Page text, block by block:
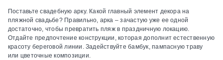
Поставьте свадебную арку. Какой главный элемент декора на
пляжной свадьбе? Правильно, арка – зачастую уже ее одной
достаточно, чтобы превратить пляж в праздничную локацию.
Отдайте предпочтение конструкции, которая дополнит естественную
красоту береговой линии. Задействуйте бамбук, пампасную траву
или цветочные композиции.